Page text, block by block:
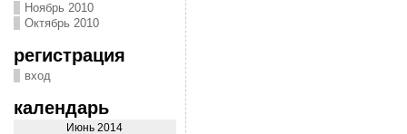
Ноябрь 2010
Октябрь 2010
регистрация
вход
календарь
Июнь 2014